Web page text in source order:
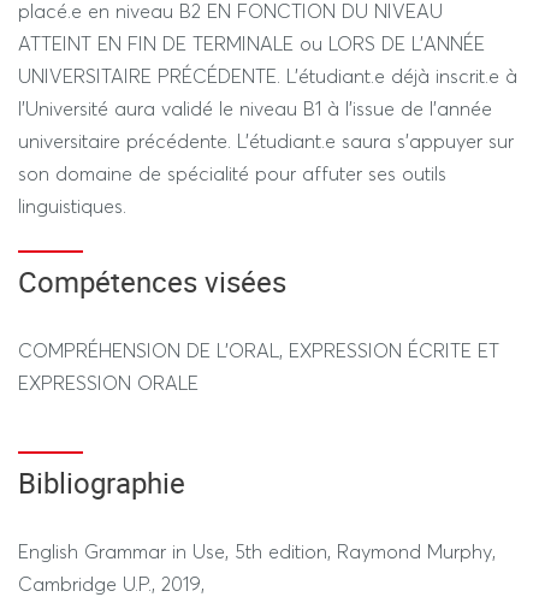
- compétences évaluées : COMPRÉHENSION DE L’ORAL,
EXPRESSION ÉCRITE ET EXPRESSION ORALE
- proportion de la note : 50/50
- durée de l'épreuve : 1h30, soit la durée du TD
SESSION 2: un examen sur table d’une durée de 2h.
- le sujet d’examen portera sur les thématiques abordées
ce semestre.
CONTRÔLE DÉROGATOIRE POUR LES ÉTUDIANT.ES
obligatoirement lieu pendant la 12ème séance de cours
comme suit :
- compétences évaluées : EXPRESSION ORALE
- proportion de la note : 100%
placé.e en niveau B2 EN FONCTION DU NIVEAU
ATTEINT EN FIN DE TERMINALE ou LORS DE L’ANNÉE
UNIVERSITAIRE PRÉCÉDENTE. L'étudiant.e déjà inscrit.e à
l'Université aura validé le niveau B1 à l'issue de l'année
universitaire précédente. L'étudiant.e saura s'appuyer sur
son domaine de spécialité pour affuter ses outils
linguistiques.
Compétences visées
COMPRÉHENSION DE L’ORAL, EXPRESSION ÉCRITE ET
EXPRESSION ORALE
Bibliographie
English Grammar in Use, 5th edition, Raymond Murphy,
Cambridge U.P., 2019,